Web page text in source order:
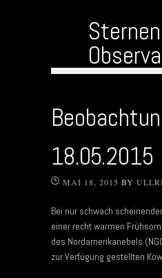
18.05.2015
MAI 18, 2015 BY
Bei nur schwach
einer recht warmen
des Nordamerikanebels
zur Verfügung gestellten